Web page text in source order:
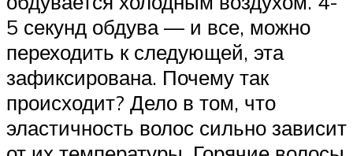
5 секунд обдува — и все, можно
переходить к следующей, эта
зафиксирована. Почему так
происходит? Дело в том, что
эластичность волос сильно зависит